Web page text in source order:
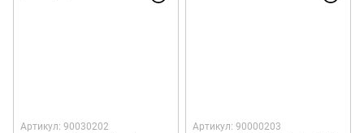
Артикул: 90030202 Артикул: 90000203